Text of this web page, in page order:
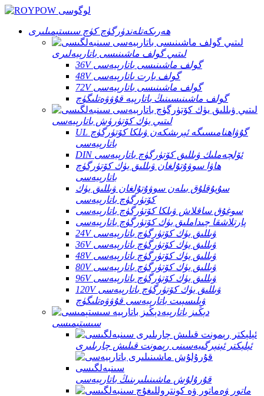
ھەرىكەتلەندۈرگۈچ كۈچ سىستېمىلىرى
لىتىي گولف ماشىنىسى باتارېيەلىرى
36V گولف ماشىنىسى باتارېيەسى
48V گولف بارت باتارېيەسى
72V گولف ماشىنىسى باتارېيەسى
گولف ماشىنىسىنىڭ باتارېيە قۇۋۋەتلىگۈچ
لىتىي يۈك كۆتۈرۈش باتارېيەسى
UL گۇۋاھنامىسىگە ئېرىشكەن ۋىلكا كۆتۈرگۈچ
باتارېيەسى
DIN ئۆلچەملىك ۋىللىق كۆتۈرگۈچ باتارېيەسى
ھاۋا سوۋۇتۇلغان ۋىللىق يۈك كۆتۈرگۈچ
باتارېيەسى
سۇيۇقلۇق بىلەن سوۋۇتۇلغان ۋىللىق يۈك
كۆتۈرگۈچ باتارېيەسى
سوغۇق ساقلاش ۋىلكا كۆتۈرگۈچ باتارېيەسى
پارتلاشقا چىداملىق يۈك كۆتۈرگۈچ باتارېيەسى
24V ۋىللىق يۈك كۆتۈرگۈچ باتارېيەسى
36V ۋىللىق يۈك كۆتۈرگۈچ باتارېيەسى
48V ۋىللىق يۈك كۆتۈرگۈچ باتارېيەسى
80V ۋىللىق يۈك كۆتۈرگۈچ باتارېيەسى
96V ۋىللىق يۈك كۆتۈرگۈچ باتارېيەسى
120V ۋىللىق يۈك كۆتۈرگۈچ باتارېيەسى
ۋېلىسپىت باتارېيەسى قۇۋۋەتلىگۈچ
دېڭىز باتارېيە
سىستېمىسى
ئېلېكتر ئېنېرگىيەسىنى رېمونت قىلىش چارىلىرى
قۇرۇلۇش ماشىنىلىرىنىڭ باتارېيەسى
ماتور ۋە